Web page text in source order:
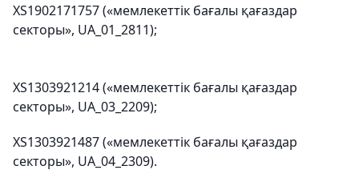
XS1902171757 («мемлекеттік бағалы қағаздар
секторы», UA_01_2811);
XS1303921214 («мемлекеттік бағалы қағаздар
секторы», UA_03_2209);
XS1303921487 («мемлекеттік бағалы қағаздар
секторы», UA_04_2309).